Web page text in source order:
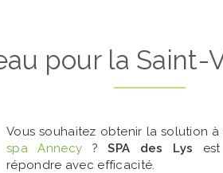
pour la Saint-
Vous souhaitez obtenir la solution
spa Annecy ?SPA des Lys
répondre avec efficacité.